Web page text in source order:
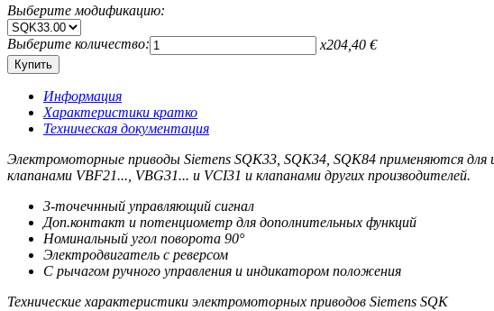
Выберите модификацию:
Выберите количество: x204,40 €
Информация
Характеристики кратко
Техническая документация
Электромоторные приводы Siemens SQK33, SQK34, SQK84 применяются
клапанами VBF21..., VBG31... и VCI31 и клапанами других производителей.
3-точечнный управляющий сигнал
Доп.контакт и потенциометр для дополнительных функций
Номинальный угол поворота 90°
Электродвигатель с реверсом
С рычагом ручного управления и индикатором положения
Технические характеристики электромоторных приводов Siemens SQK